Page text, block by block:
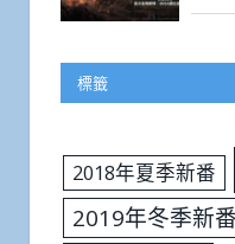
標籤
2018年夏季新番
2019年冬季新番